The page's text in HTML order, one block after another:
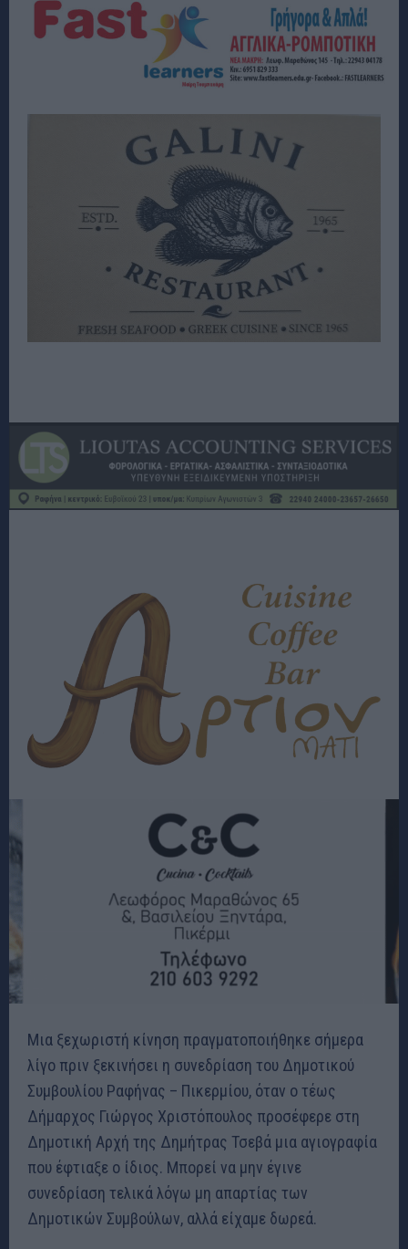
Μια ξεχωριστή κίνηση πραγματοποιήθηκε σήμερα
λίγο πριν ξεκινήσει η συνεδρίαση του Δημοτικού
Συμβουλίου Ραφήνας – Πικερμίου, όταν ο τέως
Δήμαρχος Γιώργος Χριστόπουλος προσέφερε στη
Δημοτική Αρχή της Δημήτρας Τσεβά μια αγιογραφία
που έφτιαξε ο ίδιος. Μπορεί να μην έγινε
συνεδρίαση τελικά λόγω μη απαρτίας των
Δημοτικών Συμβούλων, αλλά είχαμε δωρεά.